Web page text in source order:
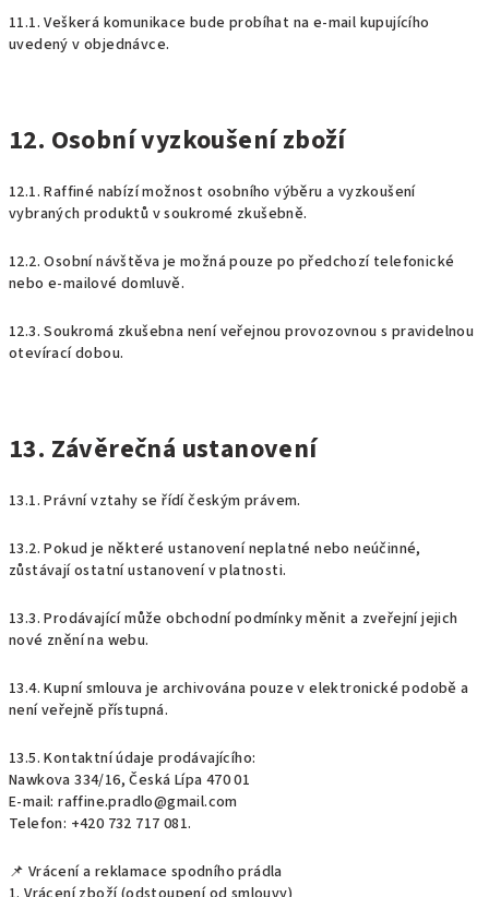
11.1. Veškerá komunikace bude probíhat na e-mail kupujícího
uvedený v objednávce.
12. Osobní vyzkoušení zboží
12.1. Raffiné nabízí možnost osobního výběru a vyzkoušení
vybraných produktů v soukromé zkušebně.
12.2. Osobní návštěva je možná pouze po předchozí telefonické
nebo e-mailové domluvě.
12.3. Soukromá zkušebna není veřejnou provozovnou s pravidelnou
otevírací dobou.
13. Závěrečná ustanovení
13.1. Právní vztahy se řídí českým právem.
13.2. Pokud je některé ustanovení neplatné nebo neúčinné,
zůstávají ostatní ustanovení v platnosti.
13.3. Prodávající může obchodní podmínky měnit a zveřejní jejich
nové znění na webu.
13.4. Kupní smlouva je archivována pouze v elektronické podobě a
není veřejně přístupná.
13.5. Kontaktní údaje prodávajícího:
Nawkova 334/16, Česká Lípa 470 01
E-mail: raffine.pradlo@gmail.com
Telefon: +420 732 717 081.
📌 Vrácení a reklamace spodního prádla